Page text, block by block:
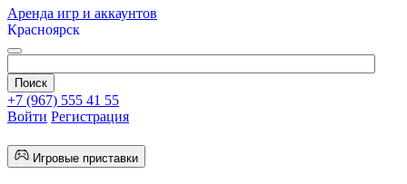
Аренда игр и аккаунтов
Красноярск
+7 (967) 555 41 55
Войти Регистрация
Игровые приставки